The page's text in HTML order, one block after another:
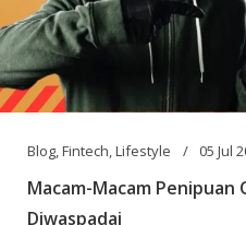
Blog,Fintech,Lifestyle 05 Jul
Macam-Macam Penipuan
Diwaspadai